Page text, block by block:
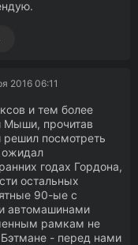
2016 06:11
и тем более
Мыши, прочитав
решил посмотреть
ожидал
годах Гордона,
остальных
90-ые с
автомашинами
рамкам не
- перед нами